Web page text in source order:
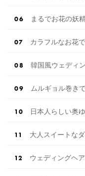
まるでお花の妖
カラフルなお花
韓国風ウェディ
ムルギョル巻き
日本人らしい奥
大人スイートな
ウェディングヘ